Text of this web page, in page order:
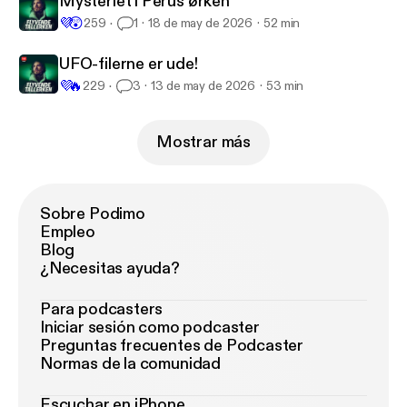
💜😲259 1 18 de may de 2026 52 min
UFO-filerne er ude!
💜🔥 229 3 13 de may de 2026 53 min
Mostrar más
Sobre Podimo
Empleo
Blog
¿Necesitas ayuda?
Para podcasters
Iniciar sesión como podcaster
Preguntas frecuentes de Podcaster
Normas de la comunidad